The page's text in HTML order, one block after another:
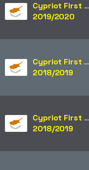
Cypriot First Division
2019/2020
Cypriot First Division
2018/2019
Cypriot First Division
2018/2019